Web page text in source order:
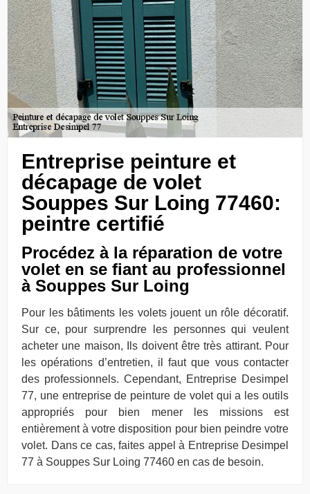
Entreprise peinture et
décapage de volet
Souppes Sur Loing 77460:
peintre certifié
Procédez à la réparation de votre
volet en se fiant au professionnel
à Souppes Sur Loing
Pour les bâtiments les volets jouent un rôle décoratif.
Sur ce, pour surprendre les personnes qui veulent
acheter une maison, Ils doivent être très attirant. Pour
les opérations d’entretien, il faut que vous contacter
des professionnels. Cependant, Entreprise Desimpel
77, une entreprise de peinture de volet qui a les outils
appropriés pour bien mener les missions est
entièrement à votre disposition pour bien peindre votre
volet. Dans ce cas, faites appel à Entreprise Desimpel
77 à Souppes Sur Loing 77460 en cas de besoin.